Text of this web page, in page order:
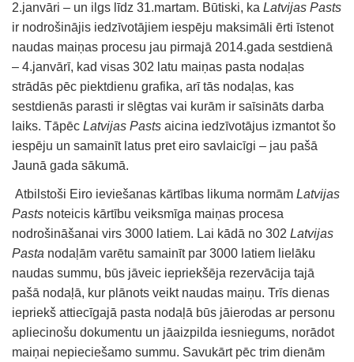
2.janvāri – un ilgs līdz 31.martam. Būtiski, ka Latvijas Pasts
ir nodrošinājis iedzīvotājiem iespēju maksimāli ērti īstenot
naudas maiņas procesu jau pirmajā 2014.gada sestdienā
– 4.janvārī, kad visas 302 latu maiņas pasta nodaļas
strādās pēc piektdienu grafika, arī tās nodaļas, kas
sestdienās parasti ir slēgtas vai kurām ir saīsināts darba
laiks. Tāpēc Latvijas Pasts aicina iedzīvotājus izmantot šo
iespēju un samainīt latus pret eiro savlaicīgi – jau pašā
Jaunā gada sākumā.
Atbilstoši Eiro ieviešanas kārtības likuma normām Latvijas
Pasts noteicis kārtību veiksmīga maiņas procesa
nodrošināšanai virs 3000 latiem. Lai kādā no 302 Latvijas
Pasta nodaļām varētu samainīt par 3000 latiem lielāku
naudas summu, būs jāveic iepriekšēja rezervācija tajā
pašā nodaļā, kur plānots veikt naudas maiņu. Trīs dienas
iepriekš attiecīgajā pasta nodaļā būs jāierodas ar personu
apliecinošu dokumentu un jāaizpilda iesniegums, norādot
maiņai nepieciešamo summu. Savukārt pēc trim dienām